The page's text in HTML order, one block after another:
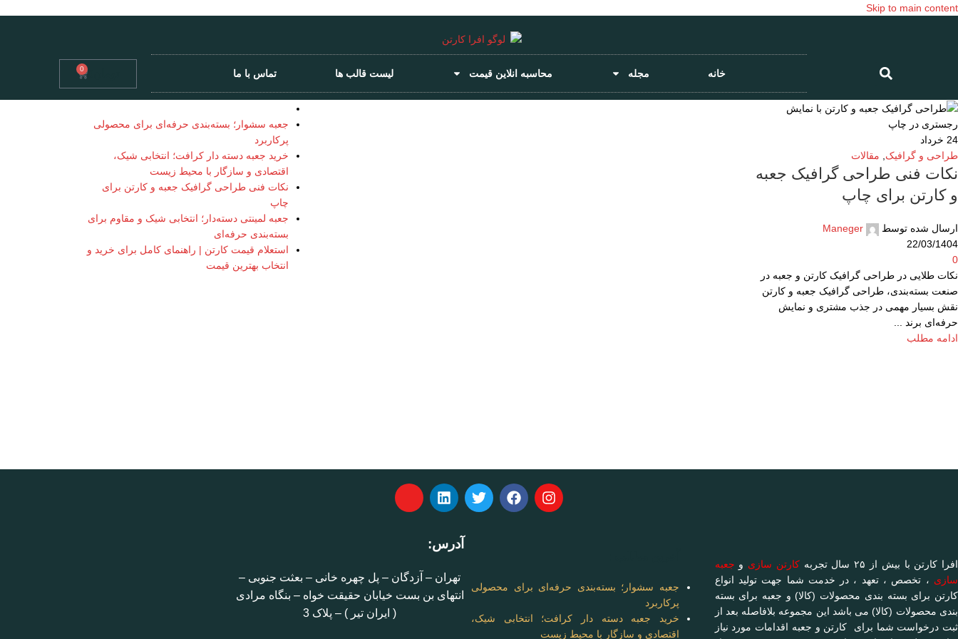
Skip to main content
خانه مجله محاسبه انلاین قیمت لیست قالب ها تماس با ما 0
0
24 خرداد
طراحی و گرافیک, مقالات
نکات فنی طراحی گرافیک جعبه
و کارتن برای چاپ
ارسال شده توسط
Maneger
22/03/1404
0
نکات طلایی در طراحی گرافیک کارتن و جعبه در
صنعت بسته‌بندی، طراحی گرافیک جعبه و کارتن
نقش بسیار مهمی در جذب مشتری و نمایش
حرفه‌ای برند ...
ادامه مطلب
جعبه سشوار؛ بسته‌بندی حرفه‌ای برای محصولی
پرکاربرد
خرید جعبه دسته دار کرافت؛ انتخابی شیک،
اقتصادی و سازگار با محیط زیست
نکات فنی طراحی گرافیک جعبه و کارتن برای
چاپ
جعبه لمینتی دسته‌دار؛ انتخابی شیک و مقاوم برای
بسته‌بندی حرفه‌ای
استعلام قیمت کارتن | راهنمای کامل برای خرید و
انتخاب بهترین قیمت
افرا کارتن با بیش از ۲۵ سال تجربه کارتن سازی و جعبه
سازی ، تخصص ، تعهد ، در خدمت شما جهت تولید انواع
کارتن برای بسته بندی محصولات (کالا) و جعبه برای بسته
بندی محصولات (کالا) می باشد این مجموعه بلافاصله بعد از
ثبت درخواست شما برای کارتن و جعبه اقدامات مورد نیاز
جعبه سشوار؛ بسته‌بندی حرفه‌ای برای محصولی
پرکاربرد
خرید جعبه دسته دار کرافت؛ انتخابی شیک،
اقتصادی و سازگار با محیط زیست
آدرس:
تهران – آزدگان – پل چهره خانی – بعثت جنوبی –
انتهای بن بست خیابان حقیقت خواه – بنگاه مرادی
( ایران تیر ) – پلاک 3